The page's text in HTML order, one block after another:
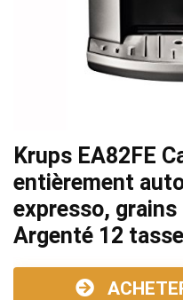
Krups EA82FE
entièrement
expresso,
Argenté 12